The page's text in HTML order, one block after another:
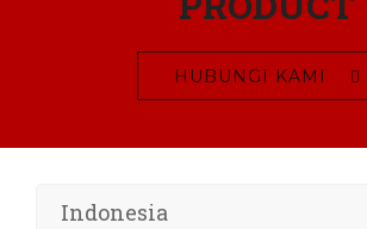
HUBUNGI KAMI
Indonesia